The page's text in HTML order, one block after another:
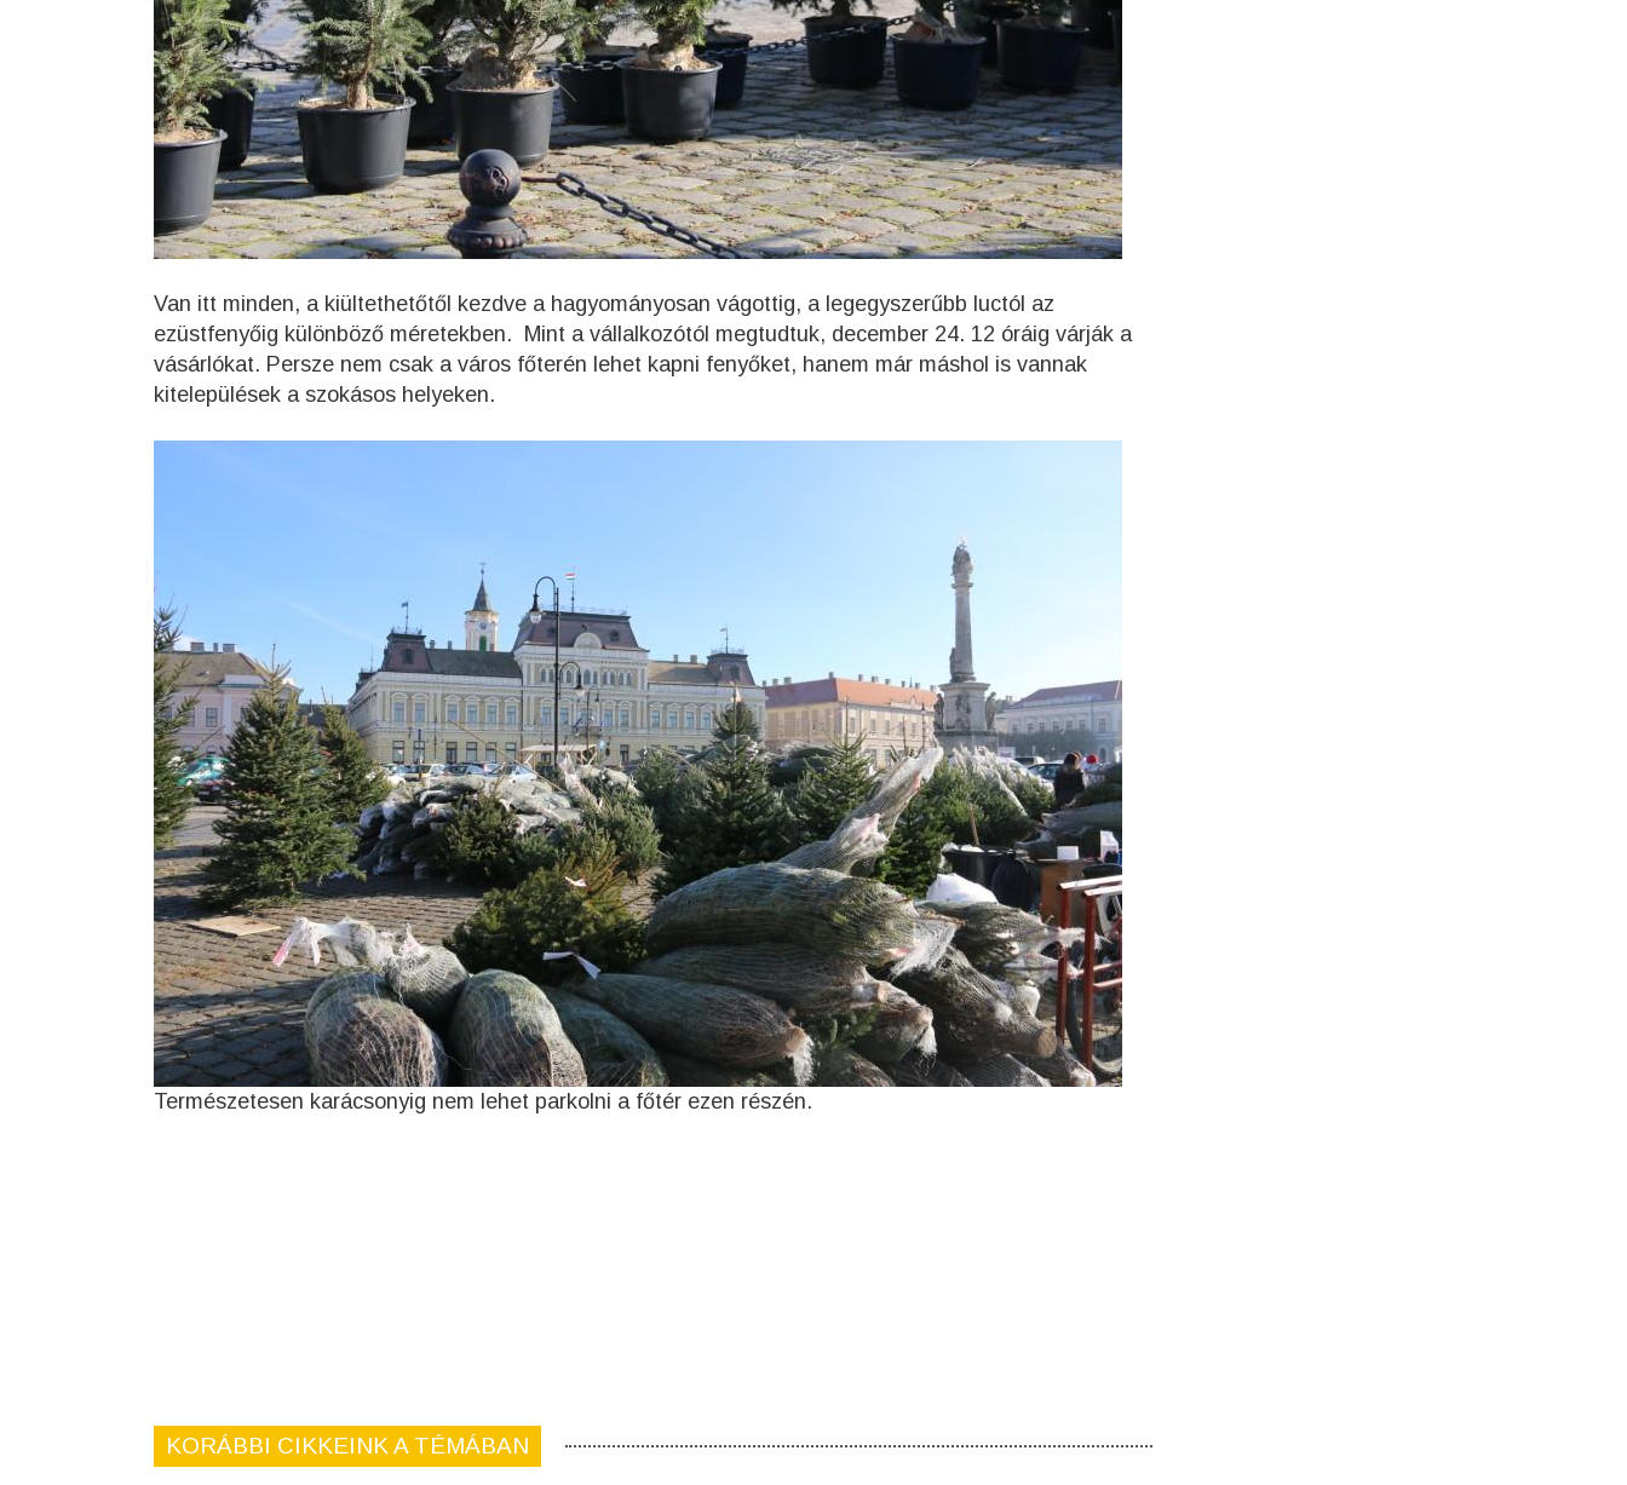
Van itt minden, a kiültethetőtől kezdve a hagyományosan vágottig, a legegyszerűbb luctól az
ezüstfenyőig különböző méretekben. Mint a vállalkozótól megtudtuk, december 24. 12 óráig várják a
vásárlókat. Persze nem csak a város főterén lehet kapni fenyőket, hanem már máshol is vannak
kitelepülések a szokásos helyeken.
Természetesen karácsonyig nem lehet parkolni a főtér ezen részén.
KORÁBBI CIKKEINK A TÉMÁBAN